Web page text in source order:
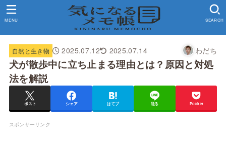
SEARCH
MENU
自然と生き物 2025.07.12 2025.07.14 わだち
犬が散歩中に立ち止まる理由とは？原因と対処
法を解説
ポスト シェア はてブ 送る Pocket
スポンサーリンク